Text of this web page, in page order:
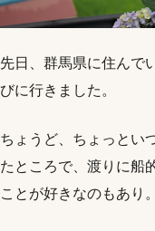
先日、群馬県に住んで
びに行きました。
ちょうど、ちょっとい
たところで、渡りに船
ことが好きなのもあり。